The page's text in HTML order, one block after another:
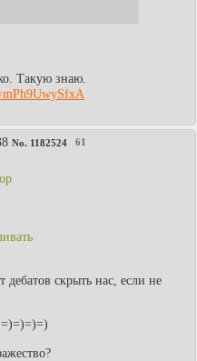
Такую знаю.
No. 1182524 61
скрыть нас, если не